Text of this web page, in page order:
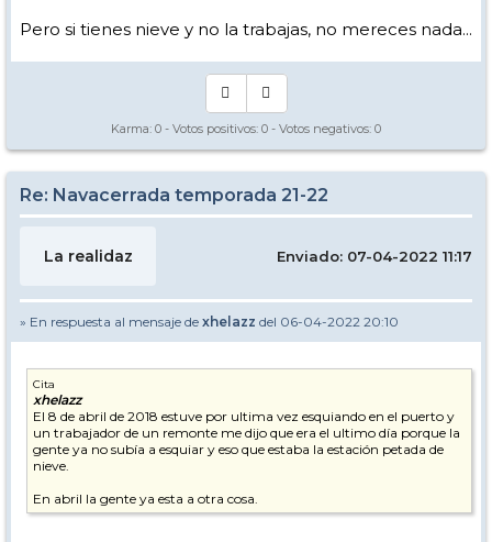
Pero si tienes nieve y no la trabajas, no mereces nada...
Karma: 0 - Votos positivos: 0 - Votos negativos: 0
Re: Navacerrada temporada 21-22
La realidaz Enviado: 07-04-2022 11:17
» En respuesta al mensaje de xhelazz del 06-04-2022 20:10
Cita
xhelazz
El 8 de abril de 2018 estuve por ultima vez esquiando en el puerto y
un trabajador de un remonte me dijo que era el ultimo día porque la
gente ya no subía a esquiar y eso que estaba la estación petada de
nieve.
En abril la gente ya esta a otra cosa.